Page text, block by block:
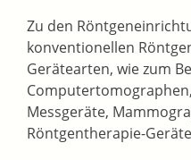
Zu den
konventionellen
Gerätearten, wie zum
Messgeräte,
Röntgentherapie-